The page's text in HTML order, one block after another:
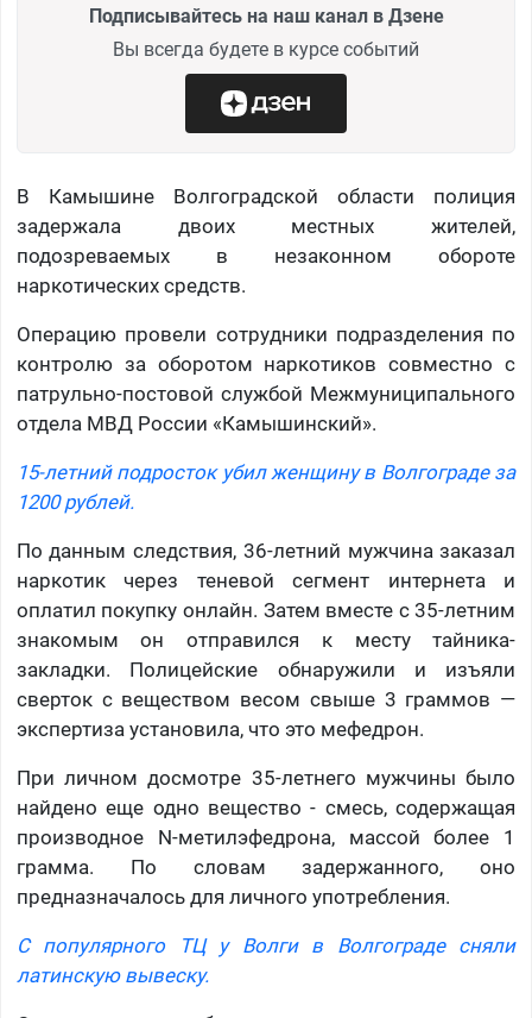
Подписывайтесь на наш канал в Дзене
Вы всегда будете в курсе событий
В Камышине Волгоградской области полиция
задержала двоих местных жителей,
подозреваемых в незаконном обороте
наркотических средств.
Операцию провели сотрудники подразделения по
контролю за оборотом наркотиков совместно с
патрульно-постовой службой Межмуниципального
отдела МВД России «Камышинский».
15-летний подросток убил женщину в Волгограде за
1200 рублей.
По данным следствия, 36-летний мужчина заказал
наркотик через теневой сегмент интернета и
оплатил покупку онлайн. Затем вместе с 35-летним
знакомым он отправился к месту тайника-
закладки. Полицейские обнаружили и изъяли
сверток с веществом весом свыше 3 граммов —
экспертиза установила, что это мефедрон.
При личном досмотре 35-летнего мужчины было
найдено еще одно вещество - смесь, содержащая
производное N-метилэфедрона, массой более 1
грамма. По словам задержанного, оно
предназначалось для личного употребления.
С популярного ТЦ у Волги в Волгограде сняли
латинскую вывеску.